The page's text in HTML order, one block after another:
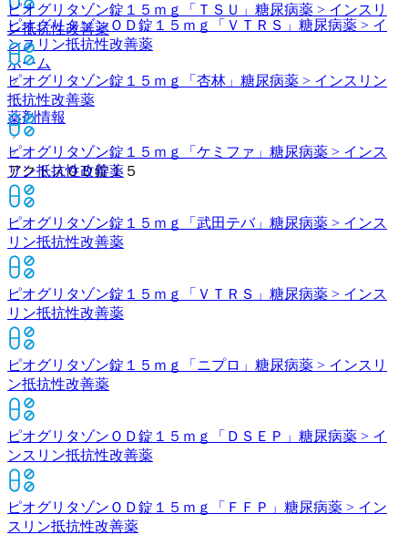
ピオグリタゾンＯＤ錠１５ｍｇ「ＶＴＲＳ」 糖尿病薬 > イ
ンスリン抵抗性改善薬
ホーム
薬剤情報
アクトスＯＤ錠１５
ピオグリタゾン錠１５ｍｇ「ＴＳＵ」 糖尿病薬 > インスリ
ン抵抗性改善薬
ピオグリタゾン錠１５ｍｇ「杏林」 糖尿病薬 > インスリン
抵抗性改善薬
ピオグリタゾン錠１５ｍｇ「ケミファ」 糖尿病薬 > インス
リン抵抗性改善薬
ピオグリタゾン錠１５ｍｇ「武田テバ」 糖尿病薬 > インス
リン抵抗性改善薬
ピオグリタゾン錠１５ｍｇ「ＶＴＲＳ」 糖尿病薬 > インス
リン抵抗性改善薬
ピオグリタゾン錠１５ｍｇ「ニプロ」 糖尿病薬 > インスリ
ン抵抗性改善薬
ピオグリタゾンＯＤ錠１５ｍｇ「ＤＳＥＰ」 糖尿病薬 > イ
ンスリン抵抗性改善薬
ピオグリタゾンＯＤ錠１５ｍｇ「ＦＦＰ」 糖尿病薬 > イン
スリン抵抗性改善薬